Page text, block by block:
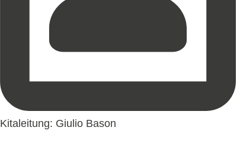
Kitaleitung: Giulio Bason